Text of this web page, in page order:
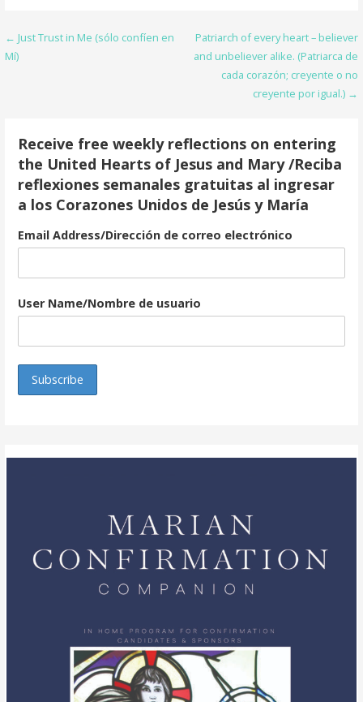
o
Post
navigation
← Just Trust in Me (sólo confíen en
Mí)
Patriarch of every heart – believer
and unbeliever alike. (Patriarca de
cada corazón; creyente o no
creyente por igual.) →
Receive free weekly reflections on entering
the United Hearts of Jesus and Mary /Reciba
reflexiones semanales gratuitas al ingresar
a los Corazones Unidos de Jesús y María
Email Address/Dirección de correo electrónico
User Name/Nombre de usuario